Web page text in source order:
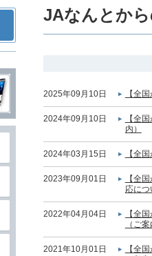
JAなんとか
2025年09月10日 【全
2024年09月10日
【全
内）
2024年03月15日 【全
2023年09月01日
【全
応に
2022年04月04日
【全
（ご
2021年10月01日
【全